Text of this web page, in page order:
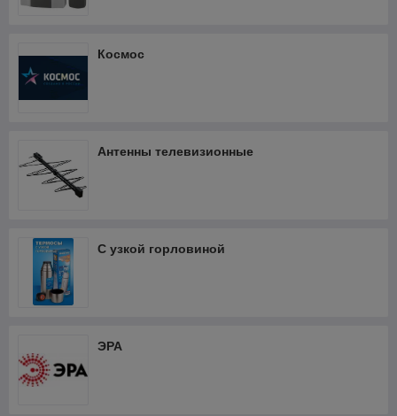
Космос
Антенны телевизионные
С узкой горловиной
ЭРА